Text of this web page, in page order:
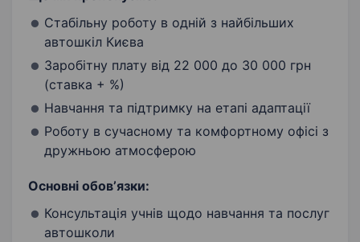
Стабільну роботу в одній з найбільших
автошкіл Києва
Заробітну плату від 22 000 до 30 000 грн
(ставка + %)
Навчання та підтримку на етапі адаптації
Роботу в сучасному та комфортному офісі з
дружньою атмосферою
Основні обовʼязки:
Консультація учнів щодо навчання та послуг
автошколи